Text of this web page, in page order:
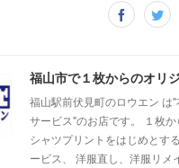
福山駅前伏見町のロウエン は
サービス"のお店です。 １枚
シャツプリントをはじめとす
ービス、 洋服直し、洋服リメ